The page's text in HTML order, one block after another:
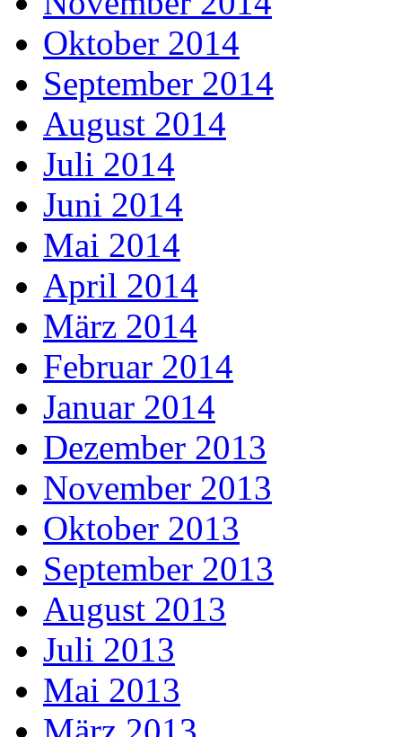
Oktober 2014
September 2014
August 2014
Juli 2014
Juni 2014
Mai 2014
April 2014
März 2014
Februar 2014
Januar 2014
Dezember 2013
November 2013
Oktober 2013
September 2013
August 2013
Juli 2013
Mai 2013